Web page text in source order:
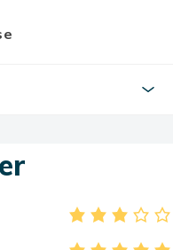
8,5 cm.
VM-trofé. Det er
og lignende
fotballfans og en